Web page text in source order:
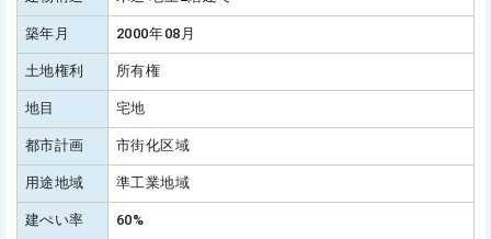
築年月 2000年08月
土地権利 所有権
地目 宅地
都市計画 市街化区域
用途地域 準工業地域
建ぺい率 60%